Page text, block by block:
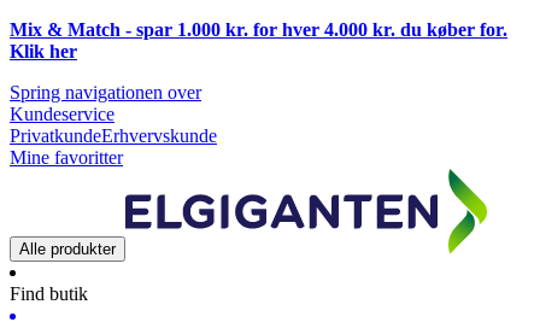
Mix & Match - spar 1.000 kr. for hver 4.000 kr. du køber for.
Klik her
Spring navigationen over
Kundeservice
PrivatkundeErhvervskunde
Mine favoritter
Alle produkter
Find butik